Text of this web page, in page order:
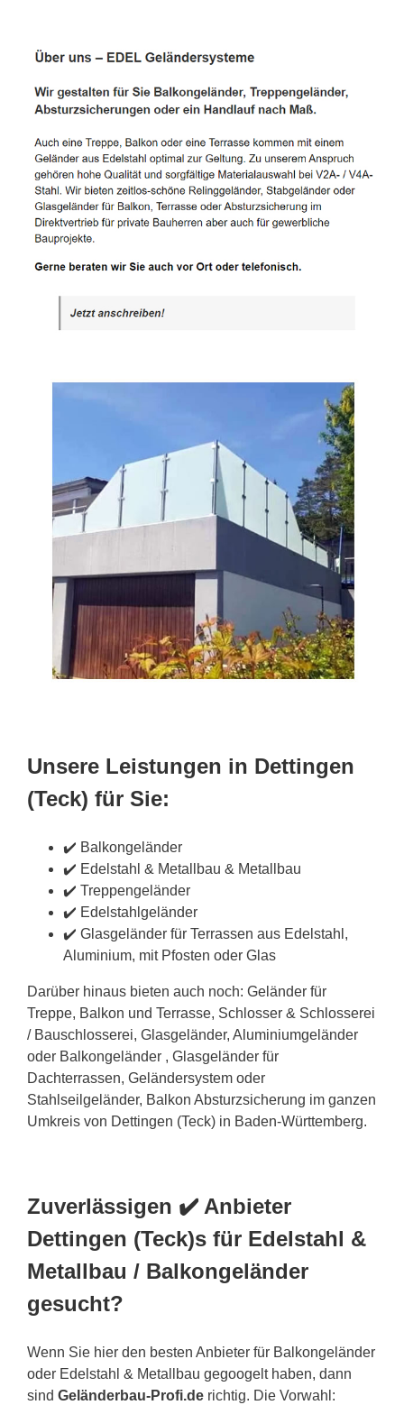
Unsere Leistungen in Dettingen
(Teck) für Sie:
✔️ Balkongeländer
✔️ Edelstahl & Metallbau & Metallbau
✔️ Treppengeländer
✔️ Edelstahlgeländer
✔️ Glasgeländer für Terrassen aus Edelstahl,
Aluminium, mit Pfosten oder Glas
Darüber hinaus bieten auch noch: Geländer für
Treppe, Balkon und Terrasse, Schlosser & Schlosserei
/ Bauschlosserei, Glasgeländer, Aluminiumgeländer
oder Balkongeländer , Glasgeländer für
Dachterrassen, Geländersystem oder
Stahlseilgeländer, Balkon Absturzsicherung im ganzen
Umkreis von Dettingen (Teck) in Baden-Württemberg.
Zuverlässigen ✔️ Anbieter
Dettingen (Teck)s für Edelstahl &
Metallbau / Balkongeländer
gesucht?
Wenn Sie hier den besten Anbieter für Balkongeländer
oder Edelstahl & Metallbau gegoogelt haben, dann
sind Geländerbau-Profi.de richtig. Die Vorwahl: